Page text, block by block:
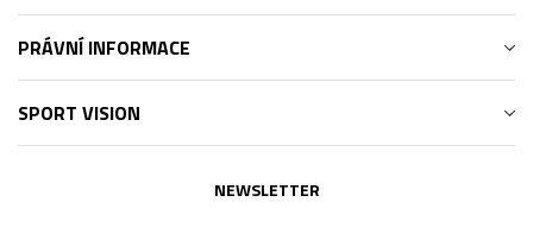
PRÁVNÍ INFORMACE
SPORT VISION
NEWSLETTER